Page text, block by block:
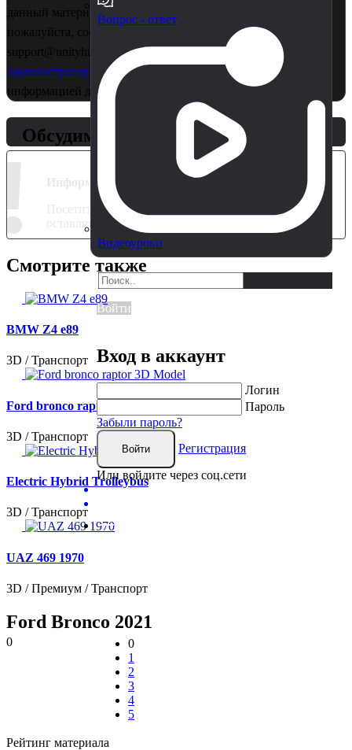
Вопрос - ответ
Видеоуроки
Войти
Вход в аккаунт
Логин
Пароль
Забыли пароль?
Войти
Регистрация
Или войдите через соц.сети
данный материал нарушает ваши авторские права,
пожалуйста, сообщите об этом нам на почту
support@unityhub.pro или в личные сообщения
главному
администратору
. Также рекомендуем ознакомиться с
информацией для правообладателей
по этой ссылке..
Обсудим?
!
Информация
Посетители, находящиеся в группе
, не могут
оставлять комментарии к данной публикации.
Смотрите также
BMW Z4 e89
3D / Транспорт
Ford bronco raptor 3D Model
3D / Транспорт
Electric Hybrid Trolleybus
3D / Транспорт
UAZ 469 1970
3D / Премиум / Транспорт
Ford Bronco 2021
0
0
1
2
3
4
5
Рейтинг материала